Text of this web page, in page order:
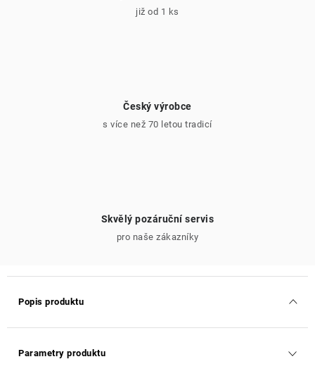
již od 1 ks
Český výrobce
s více než 70 letou tradicí
Skvělý pozáruční servis
pro naše zákazníky
Popis produktu
Parametry produktu